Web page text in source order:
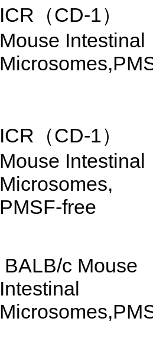
ICR （CD-1）
Mouse Intestinal
ICR （CD-1）
Mouse Intestinal
Microsomes,
PMSF-free
BALB/c Mouse
Intestinal